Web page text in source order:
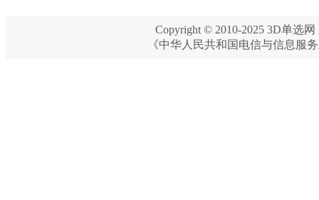
Copyright © 2010-2025 3D单选网
《中华人民共和国电信与信息服